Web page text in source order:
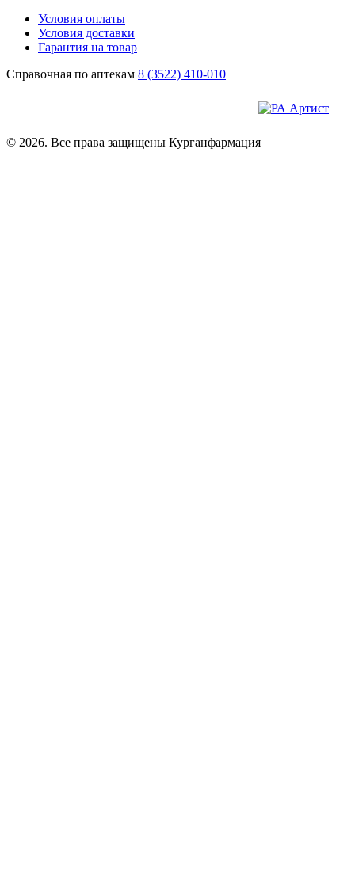
Условия оплаты
Условия доставки
Гарантия на товар
Справочная по аптекам 8 (3522) 410-010
© 2026. Все права защищены Курганфармация